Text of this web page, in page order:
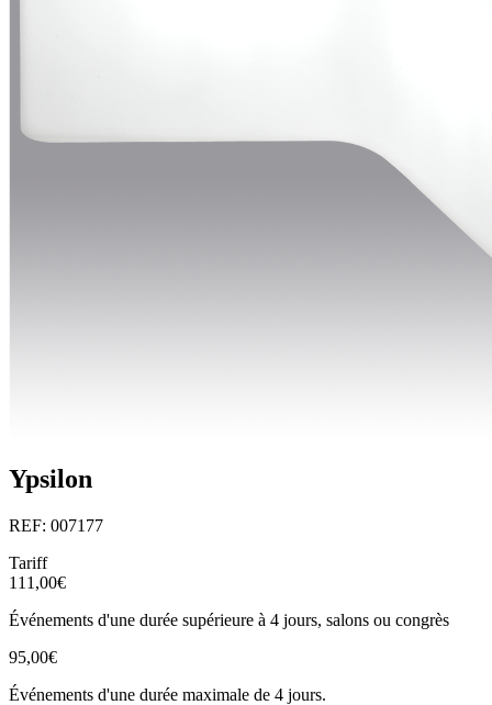
Ypsilon
REF: 007177
Tariff
111,00€
Événements d'une durée supérieure à 4 jours, salons ou congrès
95,00€
Événements d'une durée maximale de 4 jours.